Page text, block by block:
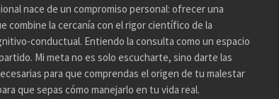
nace de un compromiso personal: ofrecer una
combine la cercanía con el rigor científico de la
conductual. Entiendo la consulta como un espacio
Mi meta no es solo escucharte, sino darte las
para que comprendas el origen de tu malestar
que sepas cómo manejarlo en tu vida real.